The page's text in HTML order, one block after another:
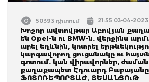
50393 դիտում 21:55 03-04-2023
Խոշոր ավտովթար Աբովյան
են Opel-ն ու BMW-ն. վերջինս
արել եղևնին, կոտրել
կարգավորող ցուցանակը ու
գոտում. կան վիրավորներ,
քաղաքապետ Էդուարդ
ՖՈՏՈՌԵՊՈՐՏԱԺ, ՏԵՍԱՆՅՈւԹ